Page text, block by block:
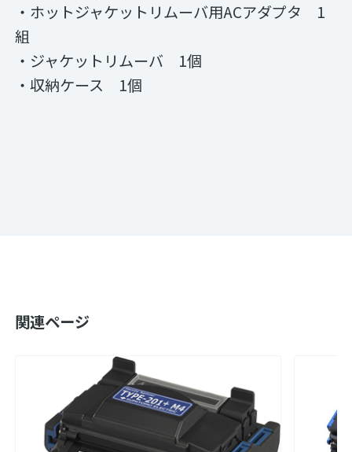
・ホットジャケットリムーバ用ACアダプタ 1
組
・ジャケットリムーバ 1個
・収納ケース 1個
関連ページ